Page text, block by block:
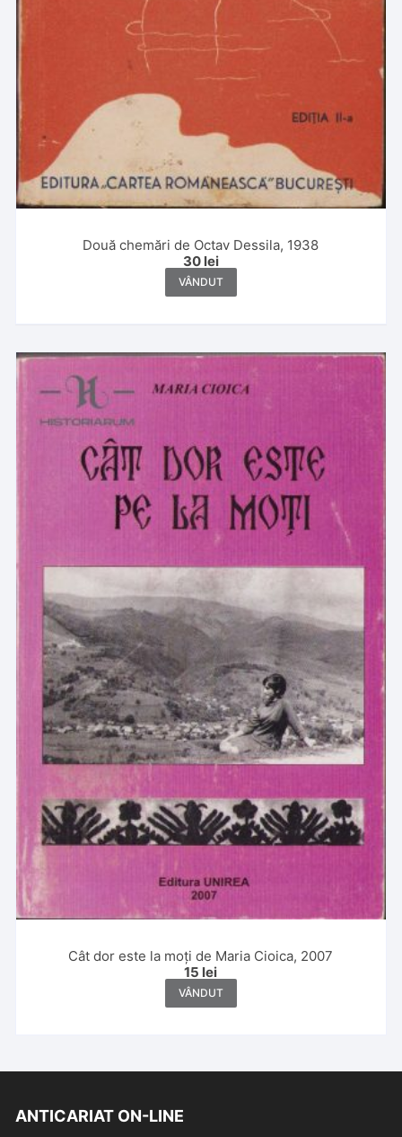
Două chemări de Octav Dessila, 1938
30 lei
VÂNDUT
Cât dor este la moți de Maria Cioica, 2007
15 lei
VÂNDUT
ANTICARIAT ON-LINE